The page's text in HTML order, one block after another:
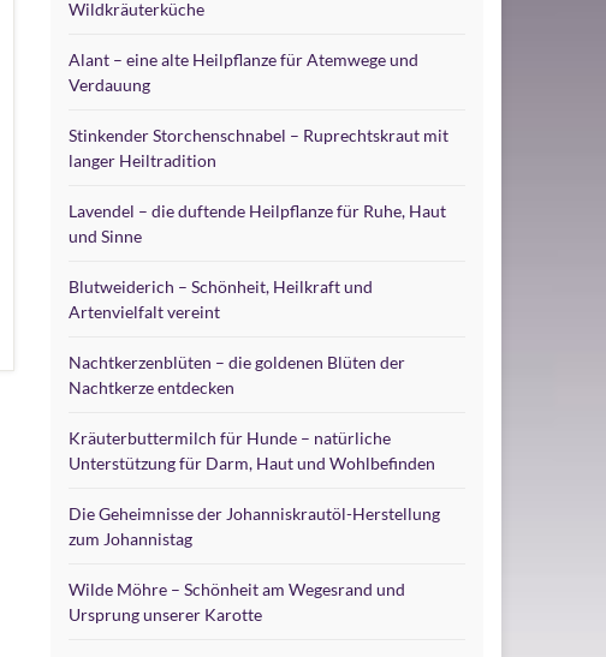
Wildkräuterküche
Alant – eine alte Heilpflanze für Atemwege und
Verdauung
Stinkender Storchenschnabel – Ruprechtskraut mit
langer Heiltradition
Lavendel – die duftende Heilpflanze für Ruhe, Haut
und Sinne
Blutweiderich – Schönheit, Heilkraft und
Artenvielfalt vereint
Nachtkerzenblüten – die goldenen Blüten der
Nachtkerze entdecken
Kräuterbuttermilch für Hunde – natürliche
Unterstützung für Darm, Haut und Wohlbefinden
Die Geheimnisse der Johanniskrautöl-Herstellung
zum Johannistag
Wilde Möhre – Schönheit am Wegesrand und
Ursprung unserer Karotte